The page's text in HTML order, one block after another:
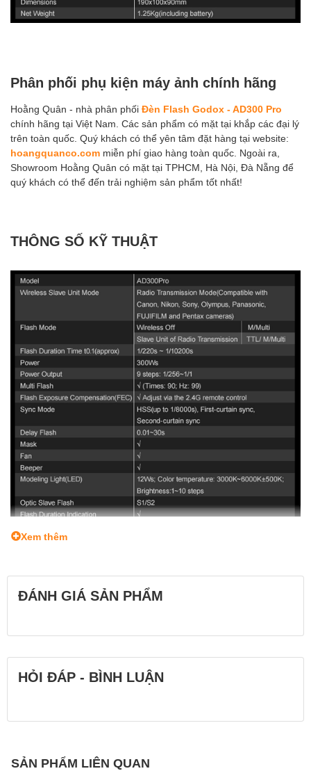
Phân phối phụ kiện máy ảnh chính hãng
Hoằng Quân - nhà phân phối Đèn Flash Godox - AD300 Pro
chính hãng tại Việt Nam. Các sản phẩm có mặt tại khắp các đại lý
trên toàn quốc. Quý khách có thể yên tâm đặt hàng tại website:
hoangquanco.com miễn phí giao hàng toàn quốc. Ngoài ra,
Showroom Hoằng Quân có mặt tại TPHCM, Hà Nội, Đà Nẵng để
quý khách có thể đến trải nghiệm sản phẩm tốt nhất!
THÔNG SỐ KỸ THUẬT
Xem thêm
ĐÁNH GIÁ SẢN PHẨM
HỎI ĐÁP - BÌNH LUẬN
SẢN PHẨM LIÊN QUAN